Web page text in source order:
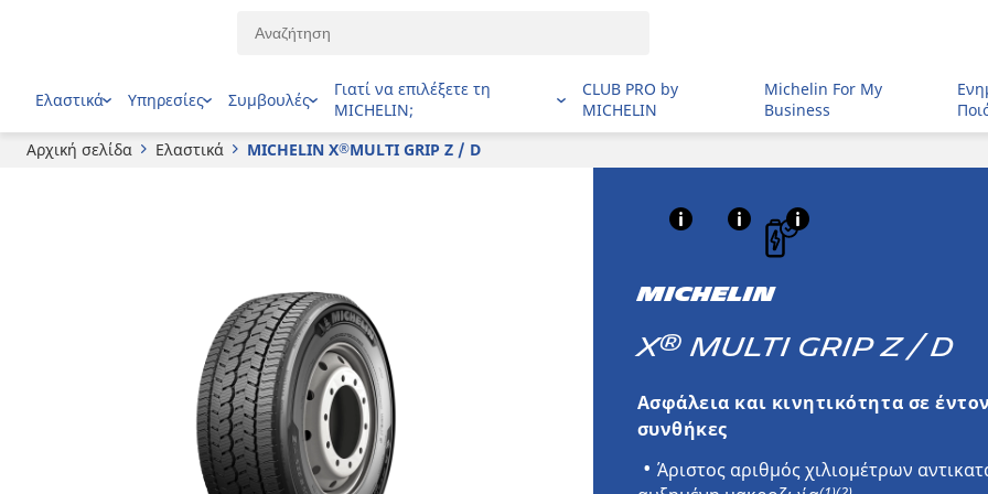
Ελαστικά Υπηρεσίες Συμβουλές
Γιατί να επιλέξετε τη
MICHELIN;
CLUB PRO by
MICHELIN
Michelin For My
Business
Αρχική σελίδα Ελαστικά MICHELIN X®MULTI GRIP Z / D
MICHELIN
X® MULTI GRIP Z / D
Ασφάλεια και κινητικότητα σε
συνθήκες
Άριστος αριθμός χιλιομέτρων
MICHELIN MULTI GRIP Z / D